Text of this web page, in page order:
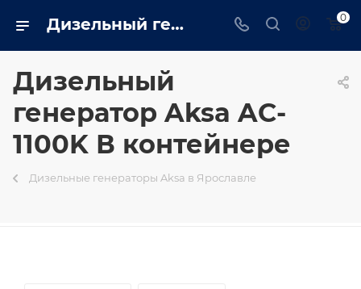
Дизельный генератор Aksa AC-1100K В контейнере на базе двигателя Cummins - купить в Ярославле генератор 800 квт в интернет магазине - trustenergo.ru 0
Дизельный
генератор Aksa AC-
1100K В контейнере
Дизельные генераторы Aksa в Ярославле